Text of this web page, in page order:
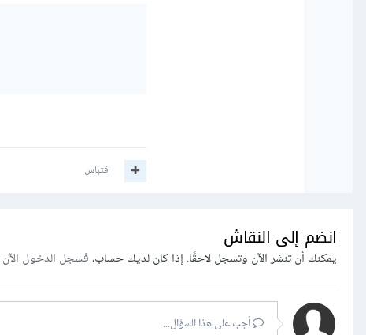
اقتباس
انضم إلى النقاش
يمكنك أن تنشر الآن وتسجل لاحقًا. إذا كان لديك حساب،فسجل الدخول الآن
أجب على هذا السؤال...